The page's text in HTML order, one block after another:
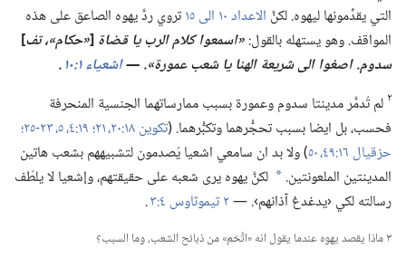
التي يقدِّمونها ليهوه.‏ لكنَّ الاعداد ١٠ الى ١٥
تروي ردَّ يهوه الصاعق على هذه
المواقف.‏ وهو يستهله بالقول:‏‏«اسمعوا كلام الرب يا قضاة[‏‏«حكام»،‏ تف‏]
سدوم.‏ اصغوا الى شريعة الهنا يا شعب عمورة».‏ —‏اشعياء ١:‏١٠ ‏.‏
٢ لم تُدمَّر مدينتا سدوم وعمورة بسبب ممارساتهما الجنسية المنحرفة
فحسب،‏ بل ايضا بسبب تحجُّرهما وتكبُّرهما.‏ (‏تكوين ١٨:‏​٢٠،‏ ٢١؛‏
حزقيال ١٦:‏​٤٩،‏ ٥٠
‏)‏ ولا بد ان سامعي اشعيا يُصدمون لتشبيههم بشعب هاتين
المدينتين الملعونتين.‏ a لكنَّ يهوه يرى شعبه على حقيقتهم،‏ وإشعيا لا يلطّف
رسالته لكي ‹يدغدغ آذانهم›.‏ —‏٢ تيموثاوس ٤:‏٣ .‏
٣ ماذا يقصد يهوه عندما يقول انه «اتَّخم» من ذبائح الشعب،‏ وما السبب؟‏